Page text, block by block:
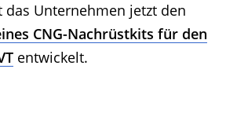
das Unternehmen jetzt den
CNG-Nachrüstkits für den
entwickelt.